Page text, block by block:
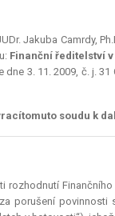
Jakuba Camrdy,
Finanční ředitelství v
3. 11. 2009, č. j. 31
tomuto soudu k
rozhodnutí
porušení povinnosti